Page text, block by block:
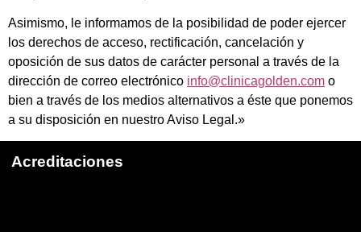
Asimismo, le informamos de la posibilidad de poder ejercer
los derechos de acceso, rectificación, cancelación y
oposición de sus datos de carácter personal a través de la
dirección de correo electrónico info@clinicagolden.com o
bien a través de los medios alternativos a éste que ponemos
a su disposición en nuestro Aviso Legal.»
Acreditaciones